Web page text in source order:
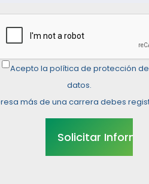
Acepto la política de protección de
datos.
más de una carrera debes